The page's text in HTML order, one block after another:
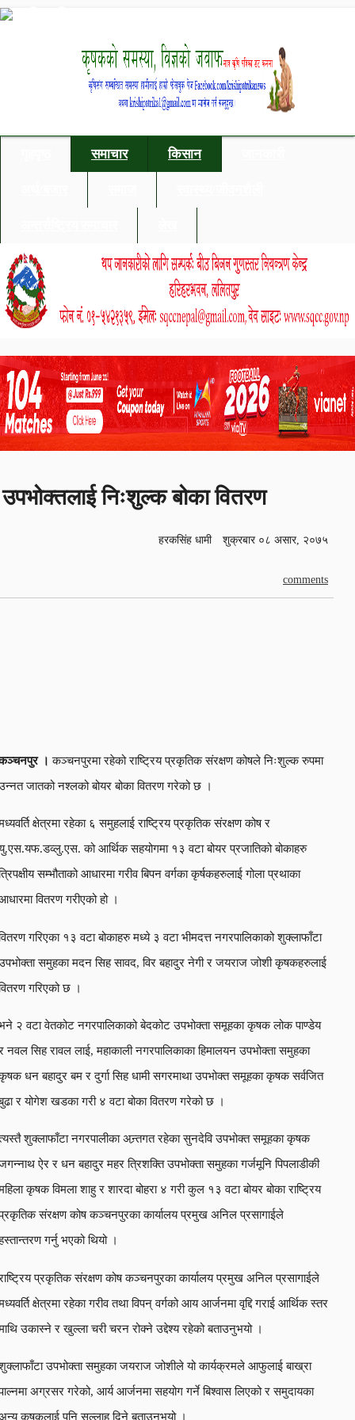
समाचार किसान
उपभोक्तलाई निःशुल्क बोका वितरण
हरकसिंह धामी शुक्रबार ०८ असार, २०७५
comments
। कञ्चनपुरमा रहेको राष्ट्रिय प्रकृतिक संरक्षण कोषले निःशुल्क रुपमा
जातको नश्लको बोयर बोका वितरण गरेको छ ।
क्षेत्रमा रहेका ६ समुहलाई राष्ट्रिय प्रकृतिक संरक्षण कोष र
को आर्थिक सहयोगमा १३ वटा बोयर प्रजातिको बोकाहरु
सम्भौताको आधारमा गरीव बिपन वर्गका कृर्षकहरुलाई गोला प्रथाका
वितरण गरीएको हो ।
गरिएका १३ वटा बोकाहरु मध्ये ३ वटा भीमदत्त नगरपालिकाको शुक्लाफाँटा
समुहका मदन सिह सावद, विर बहादुर नेगी र जयराज जोशी कृषकहरुलाई
गरिएको छ ।
२ वटा वेतकोट नगरपालिकाको बेदकोट उपभोक्ता समूहका कृषक लोक पाण्डेय
नवल सिह रावल लाई, महाकाली नगरपालिकाका हिमालयन उपभोक्ता समुहका
धन बहादुर बम र दुर्गा सिह धामी सगरमाथा उपभोक्त समूहका कृषक सर्वजित
र योगेश खडका गरी ४ वटा बोका वितरण गरेको छ ।
शुक्लाफाँटा नगरपालीका अन्र्तगत रहेका सुनदेवि उपभोक्त समूहका कृषक
ऐर र धन बहादुर महर त्रिशक्ति उपभोक्ता समुहका गर्जमूनि पिपलाडीकी
कृषक विमला शाहु र शारदा बोहरा ४ गरी कुल १३ वटा बोयर बोका राष्ट्रिय
संरक्षण कोष कञ्चनपुरका कार्यालय प्रमुख अनिल प्रसागाईले
गर्नु भएको थियो ।
प्रकृतिक संरक्षण कोष कञ्चनपुरका कार्यालय प्रमुख अनिल प्रसागाईले
क्षेत्रमा रहेका गरीव तथा विपन् वर्गको आय आर्जनमा वृद्दि गराई आर्थिक स्तर
उकास्ने र खुल्ला चरी चरन रोक्ने उद्देश्य रहेको बताउनुभयो ।
उपभोक्ता समुहका जयराज जोशीले यो कार्यक्रमले आफुलाई बाख्रा
अग्रसर गरेको, आर्य आर्जनमा सहयोग गर्ने बिश्वास लिएको र समुदायका
कृषकलाई पनि सल्लाह दिने बताउनुभयो ।